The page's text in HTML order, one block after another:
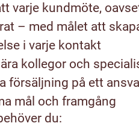
varje kundmöte,
– med målet att
i varje kontakt
kollegor och
försäljning på ett
mål och framgång
du: